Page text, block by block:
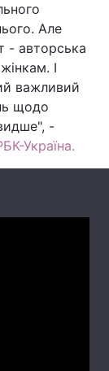
Але
- авторська
І
важливий
щодо
-
Україна.